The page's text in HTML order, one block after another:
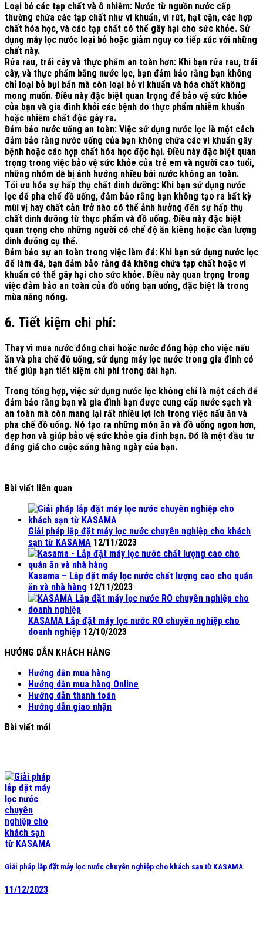
Loại bỏ các tạp chất và ô nhiễm: Nước từ nguồn nước cấp
thường chứa các tạp chất như vi khuẩn, vi rút, hạt cặn, các hợp
chất hóa học, và các tạp chất có thể gây hại cho sức khỏe. Sử
dụng máy lọc nước loại bỏ hoặc giảm nguy cơ tiếp xúc với những
chất này.
Rửa rau, trái cây và thực phẩm an toàn hơn: Khi bạn rửa rau, trái
cây, và thực phẩm bằng nước lọc, bạn đảm bảo rằng bạn không
chỉ loại bỏ bụi bẩn mà còn loại bỏ vi khuẩn và hóa chất không
mong muốn. Điều này đặc biệt quan trọng để bảo vệ sức khỏe
của bạn và gia đình khỏi các bệnh do thực phẩm nhiễm khuẩn
hoặc nhiễm chất độc gây ra.
Đảm bảo nước uống an toàn: Việc sử dụng nước lọc là một cách
đảm bảo rằng nước uống của bạn không chứa các vi khuẩn gây
bệnh hoặc các hợp chất hóa học độc hại. Điều này đặc biệt quan
trọng trong việc bảo vệ sức khỏe của trẻ em và người cao tuổi,
những nhóm dễ bị ảnh hưởng nhiều bởi nước không an toàn.
Tối ưu hóa sự hấp thụ chất dinh dưỡng: Khi bạn sử dụng nước
lọc để pha chế đồ uống, đảm bảo rằng bạn không tạo ra bất kỳ
mùi vị hay chất cản trở nào có thể ảnh hưởng đến sự hấp thụ
chất dinh dưỡng từ thực phẩm và đồ uống. Điều này đặc biệt
quan trọng cho những người có chế độ ăn kiêng hoặc cần lượng
dinh dưỡng cụ thể.
Đảm bảo sự an toàn trong việc làm đá: Khi bạn sử dụng nước lọc
để làm đá, bạn đảm bảo rằng đá không chứa tạp chất hoặc vi
khuẩn có thể gây hại cho sức khỏe. Điều này quan trọng trong
việc đảm bảo an toàn của đồ uống bạn uống, đặc biệt là trong
mùa nắng nóng.
6. Tiết kiệm chi phí:
Thay vì mua nước đóng chai hoặc nước đóng hộp cho việc nấu
ăn và pha chế đồ uống, sử dụng máy lọc nước trong gia đình có
thể giúp bạn tiết kiệm chi phí trong dài hạn.
Trong tổng hợp, việc sử dụng nước lọc không chỉ là một cách để
đảm bảo rằng bạn và gia đình bạn được cung cấp nước sạch và
an toàn mà còn mang lại rất nhiều lợi ích trong việc nấu ăn và
pha chế đồ uống. Nó tạo ra những món ăn và đồ uống ngon hơn,
đẹp hơn và giúp bảo vệ sức khỏe gia đình bạn. Đó là một đầu tư
đáng giá cho cuộc sống hàng ngày của bạn.
Bài viết liên quan
Giải pháp lắp đặt máy lọc nước chuyên nghiệp cho khách
sạn từ KASAMA 12/11/2023
Kasama – Lắp đặt máy lọc nước chất lượng cao cho quán
ăn và nhà hàng 12/11/2023
KASAMA Lắp đặt máy lọc nước RO chuyên nghiệp cho
doanh nghiệp 12/10/2023
HƯỚNG DẪN KHÁCH HÀNG
Hướng dẫn mua hàng
Hướng dẫn mua hàng Online
Hướng dẫn thanh toán
Hướng dẫn giao nhận
Bài viết mới
Giải pháp lắp đặt máy lọc nước chuyên nghiệp cho khách sạn từ KASAMA
11/12/2023